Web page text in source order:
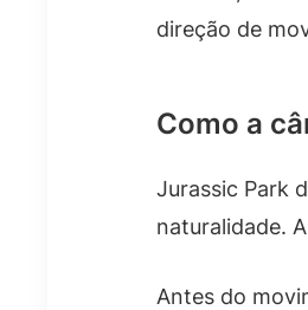
direção de
Como a
Jurassic Park
naturalidade.
Antes do